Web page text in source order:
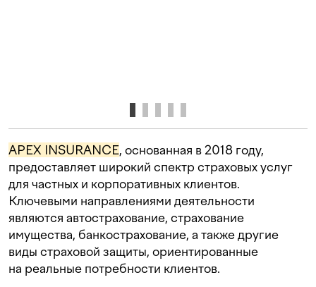
APEX INSURANCE, основанная в 2018 году,
предоставляет широкий спектр страховых услуг
для частных и корпоративных клиентов.
Ключевыми направлениями деятельности
являются автострахование, страхование
имущества, банкострахование, а также другие
виды страховой защиты, ориентированные
на реальные потребности клиентов.